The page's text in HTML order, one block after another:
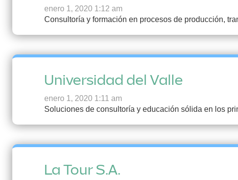
enero 1, 2020 1:12 am
Consultoría y formación en procesos de producción,
Universidad del Valle
enero 1, 2020 1:11 am
Soluciones de consultoría y educación sólida en los
La Tour S.A.